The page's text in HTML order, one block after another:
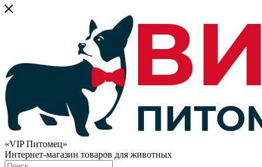
«VIP Питомец»
Интернет-магазин товаров для животных